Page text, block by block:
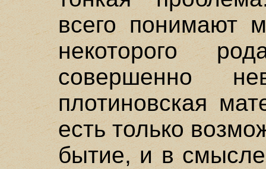
всего понимают
некоторого
совершенно
плотиновская
есть только
бытие, и в